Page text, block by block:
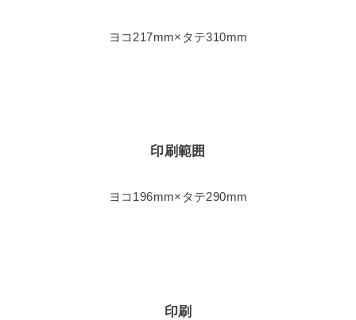
ヨコ217mm×タテ310mm
印刷範囲
ヨコ196mm×タテ290mm
印刷